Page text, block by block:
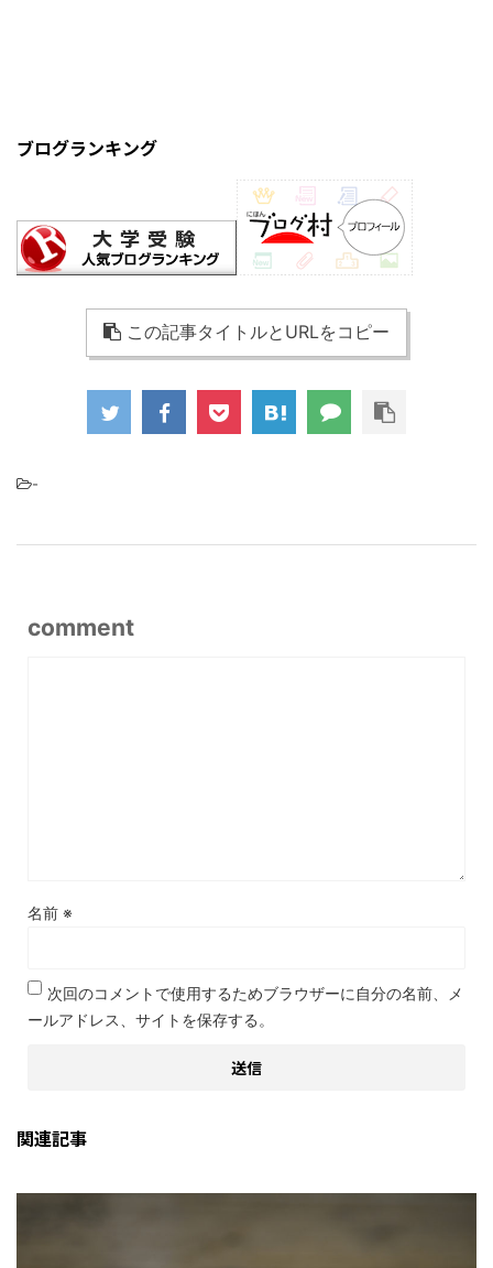
ブログランキング
この記事タイトルとURLをコピー
-
comment
名前 ※
次回のコメントで使用するためブラウザーに自分の名前、メ
ールアドレス、サイトを保存する。
関連記事